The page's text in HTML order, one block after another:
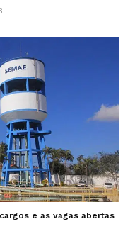
e as vagas abertas